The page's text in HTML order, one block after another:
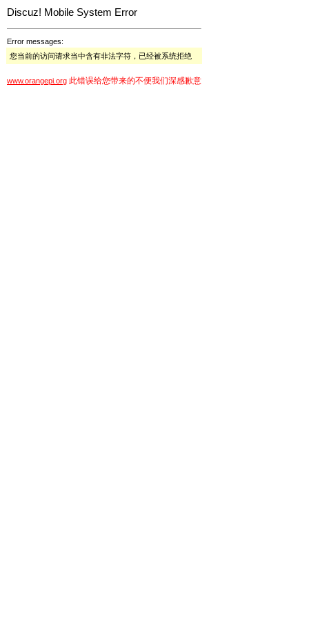
Discuz! Mobile System Error
Error messages:
您当前的访问请求当中含有非法字符，已经被系统拒绝
www.orangepi.org 此错误给您带来的不便我们深感歉意